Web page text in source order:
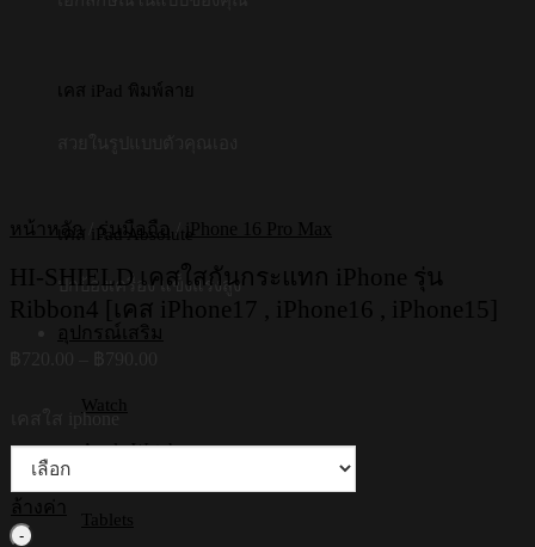
เคส iPad พิมพ์ลาย
เคส iPad Absolute
ปกป้องเครื่อง แข็งแรงสูง
อุปกรณ์เสริม
Watch
Apple Watch
Tablets
หน้าหลัก / รุ่นมือถือ / iPhone 16 Pro Max
HI-SHIELD เคสใสกันกระแทก iPhone รุ่น
Ribbon4 [เคส iPhone17 , iPhone16 , iPhone15]
฿790.00
เคสใส iphone
ล้างค่า